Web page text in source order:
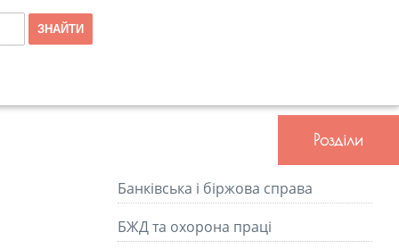
Розділи
Банківська і біржова справа
БЖД та охорона праці